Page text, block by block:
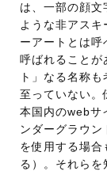
は、一部の顔
ような非アス
ーアートとは呼
呼ばれることが
ト」なる名称
至っていない。
本国内のwebサ
ンダーグラウ
を使用する場
る）。それらを